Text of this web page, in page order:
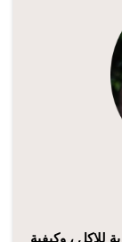
للاكل ، وكيفية